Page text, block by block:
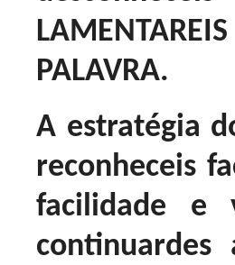
PALAVRA.
A estratégia
reconheceis
facilidade e